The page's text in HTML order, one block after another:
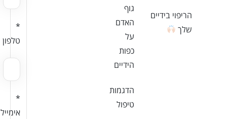
הריפוי בידיים
שלך
גוף
האדם
על
כפות
הידיים
הדגמות
טיפול
*
טלפון
*
אימייל